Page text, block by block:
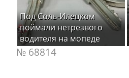
Под Соль-Илецком
поймали нетрезвого
водителя на мопеде
№ 68814